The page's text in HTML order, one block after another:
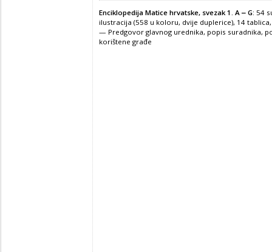
Enciklopedija Matice hrvatske, svezak 1. A ‒ G: 54
ilustracija (558 u koloru, dvije duplerice), 14
— Predgovor glavnog urednika, popis suradnika,
korištene građe